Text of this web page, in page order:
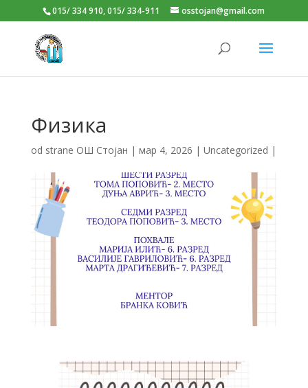
015/ 334 910, 015/ 334-911 osstojan@gmail.com
Физика
od strane ОШ Стојан | мар 4, 2026 | Uncategorized |